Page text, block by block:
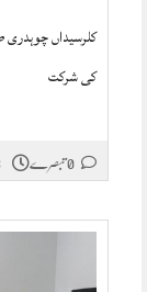
کلرسیداں
کی شرکت